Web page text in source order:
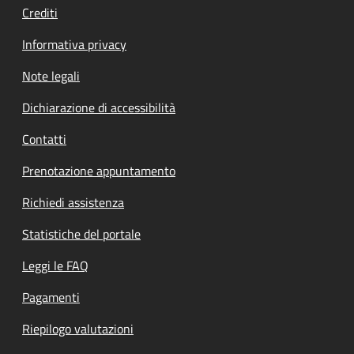
Crediti
Informativa privacy
Note legali
Dichiarazione di accessibilità
Contatti
Prenotazione appuntamento
Richiedi assistenza
Statistiche del portale
Leggi le FAQ
Pagamenti
Riepilogo valutazioni